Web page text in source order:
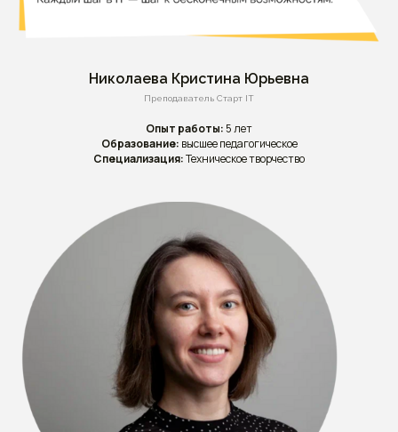
Николаева Кристина Юрьевна
Преподаватель Старт IT
Опыт работы: 5 лет
Образование: высшее педагогическое
Специализация:Техническое творчество